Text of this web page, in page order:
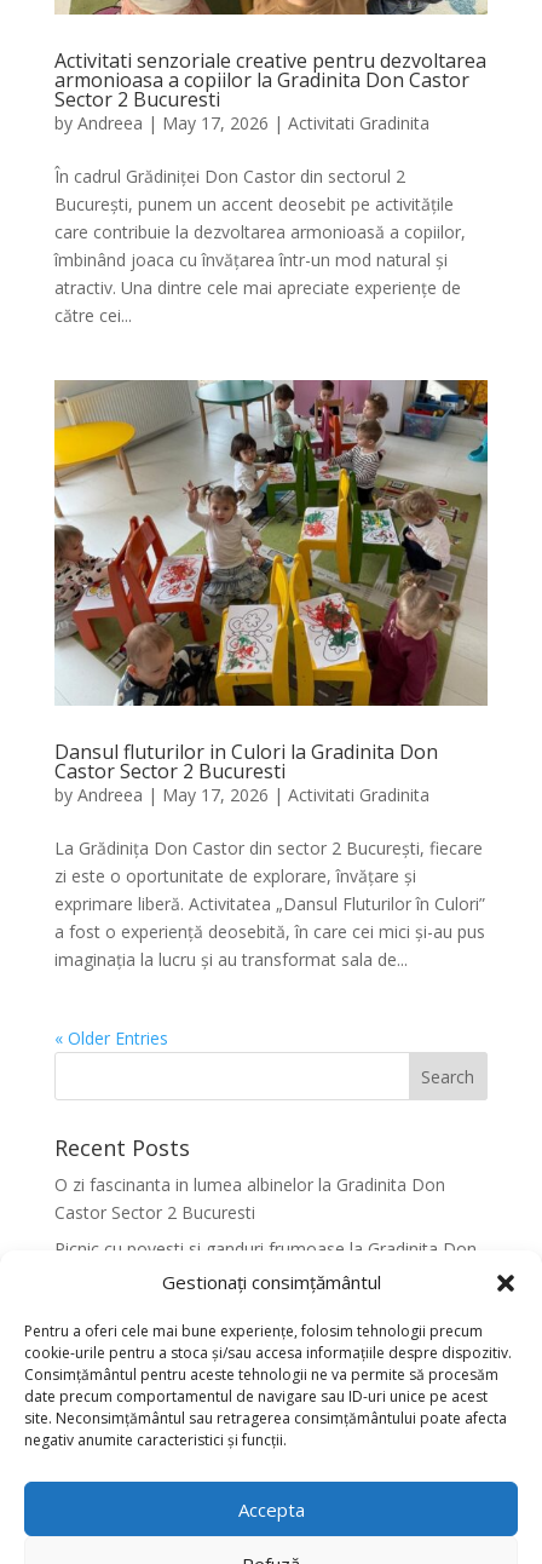
Gestionați consimțământul
Pentru a oferi cele mai bune experiențe, folosim tehnologii precum
cookie-urile pentru a stoca și/sau accesa informațiile despre dispozitiv.
Consimțământul pentru aceste tehnologii ne va permite să procesăm
date precum comportamentul de navigare sau ID-uri unice pe acest
site. Neconsimțământul sau retragerea consimțământului poate afecta
negativ anumite caracteristici și funcții.
Accepta
Activitati senzoriale creative pentru dezvoltarea
armonioasa a copiilor la Gradinita Don Castor
Sector 2 Bucuresti
by Andreea | May 17, 2026 | Activitati Gradinita
În cadrul Grădiniței Don Castor din sectorul 2
București, punem un accent deosebit pe activitățile
care contribuie la dezvoltarea armonioasă a copiilor,
îmbinând joaca cu învățarea într-un mod natural și
atractiv. Una dintre cele mai apreciate experiențe de
către cei...
Dansul fluturilor in Culori la Gradinita Don
Castor Sector 2 Bucuresti
by Andreea | May 17, 2026 | Activitati Gradinita
La Grădinița Don Castor din sector 2 București, fiecare
zi este o oportunitate de explorare, învățare și
exprimare liberă. Activitatea „Dansul Fluturilor în Culori”
a fost o experiență deosebită, în care cei mici și-au pus
imaginația la lucru și au transformat sala de...
« Older Entries
Recent Posts
O zi fascinanta in lumea albinelor la Gradinita Don
Castor Sector 2 Bucuresti
Picnic cu povesti si ganduri frumoase la Gradinita Don
Castor Sector 2 Bucuresti
Bucuresti
Activitati senzoriale creative pentru dezvoltarea
armonioasa a copiilor la Gradinita Don Castor Sector 2
Bucuresti
Recent Comments